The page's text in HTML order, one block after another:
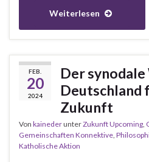
Weiterlesen
FEB.
20
2024
Der synodale
Deutschland
Zukunft
Von kainederunterZukunft Upcoming
Gemeinschaften Konnektive
Katholische Aktion